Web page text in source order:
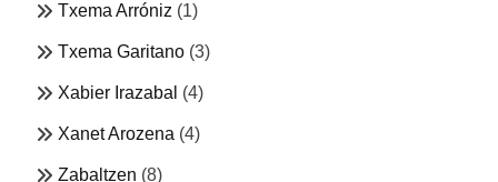
Txema Arróniz (1)
Txema Garitano (3)
Xabier Irazabal (4)
Xanet Arozena (4)
Zabaltzen (8)